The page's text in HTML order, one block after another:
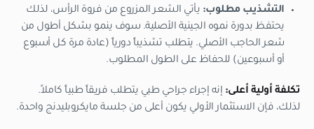
التشذيب مطلوب: يأتي الشعر المزروع من فروة الرأس، لذلك
يحتفظ بدورة نموه الجينية الأصلية. سوف ينمو بشكل أطول من
شعر الحاجب الأصلي. يتطلب تشذيباً دورياً (عادة مرة كل أسبوع
أو أسبوعين) للحفاظ على الطول المطلوب.
تكلفة أولية أعلى: إنه إجراء جراحي طبي يتطلب فريقاً طبياً كاملاً.
لذلك، فإن الاستثمار الأولي يكون أعلى من جلسة مايكروبليدنج واحدة.